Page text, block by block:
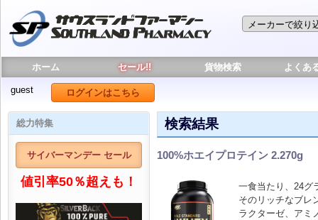
ホーム セール!! 貨物検索 よくあ
guest ログインはこちら
総力特集
サイバーマンデー セール
値引率50％超えも！
検索結果
100%ホエイプロテイン 2.270g
一食当たり、24グ
そのリッチなブレ
ラクターゼ、アミ